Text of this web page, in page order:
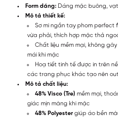
Form dáng: Dáng mặc buông,
Mô tả thiết kế:
Sơ mi ngắn tay phom perfect
vừa phải, thích hợp mặc thả
Chất liệu mềm mại, không
mái khi mặc
Hoạ tiết tinh tế được in trên
các trang phục khác tạo nên
Mô tả chất liệu:
48% Visco (Tre) mềm mại,
giác mịn màng khi mặc
48% Polyester giúp áo bền